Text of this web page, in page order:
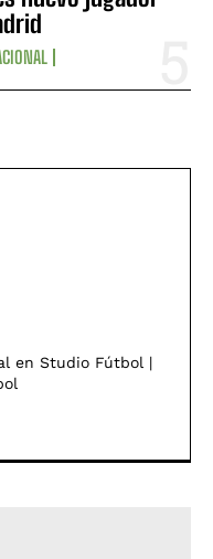
en Studio Fútbol |